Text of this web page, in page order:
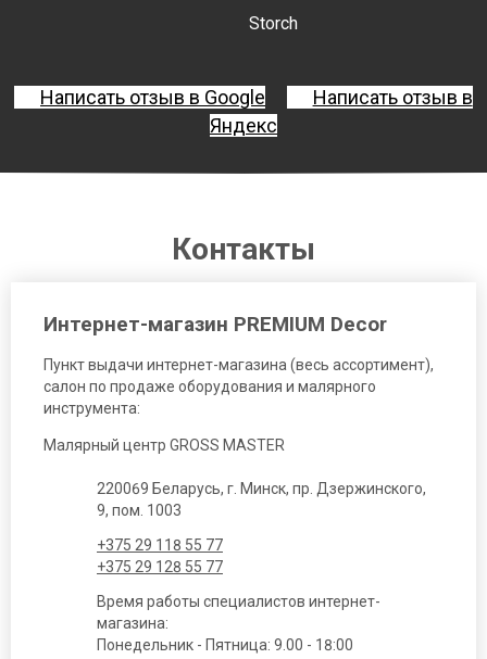
Storch
Написать отзыв в Google
Написать отзыв в
Яндекс
Контакты
Интернет-магазин PREMIUM Decor
Пункт выдачи интернет-магазина (весь ассортимент),
салон по продаже оборудования и малярного
инструмента:
Малярный центр GROSS MASTER
220069 Беларусь, г. Минск, пр. Дзержинского,
9, пом. 1003
+375 29 118 55 77
+375 29 128 55 77
Время работы специалистов интернет-
магазина:
Понедельник - Пятница: 9.00 - 18:00